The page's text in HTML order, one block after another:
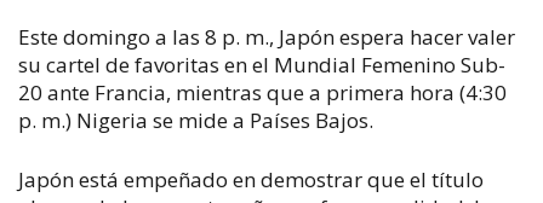
Este domingo a las 8 p. m., Japón espera hacer valer
su cartel de favoritas en el Mundial Femenino Sub-
20 ante Francia, mientras que a primera hora (4:30
p. m.) Nigeria se mide a Países Bajos.
Japón está empeñado en demostrar que el título